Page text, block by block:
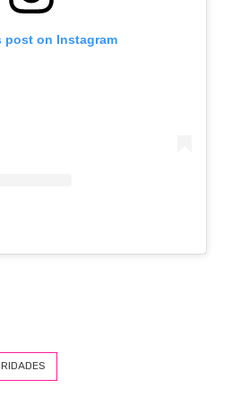
post on Instagram